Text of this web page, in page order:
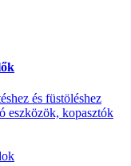
és füstöléshez
eszközök, kopasztók